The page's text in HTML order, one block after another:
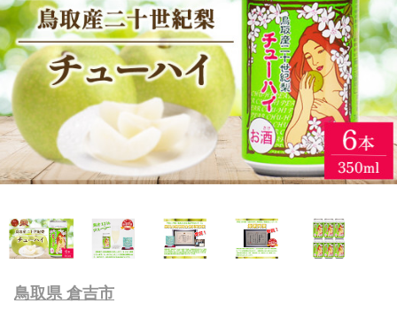
鳥取県 倉吉市